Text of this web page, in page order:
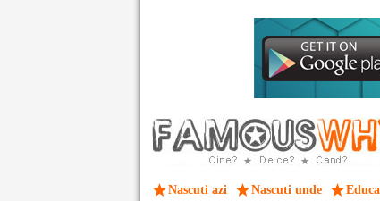
Nascuti azi Nascuti unde